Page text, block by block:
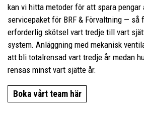
kan vi hitta metoder för att spara pengar
servicepaket för BRF & Förvaltning — så
erforderlig skötsel vart tredje till vart
system. Anläggning med mekanisk
att bli totalrensad vart tredje år medan
rensas minst vart sjätte år.
Boka vårt team här